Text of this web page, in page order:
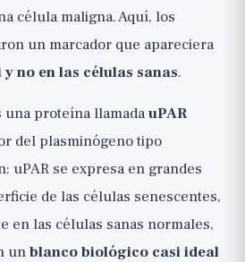
célula maligna. Aquí, los
un marcador que apareciera
no en las células sanas.
proteína llamadauPAR
del plasminógeno tipo
uPAR se expresa en grandes
de las células senescentes,
en las células sanas normales,
unblanco biológico casi ideal